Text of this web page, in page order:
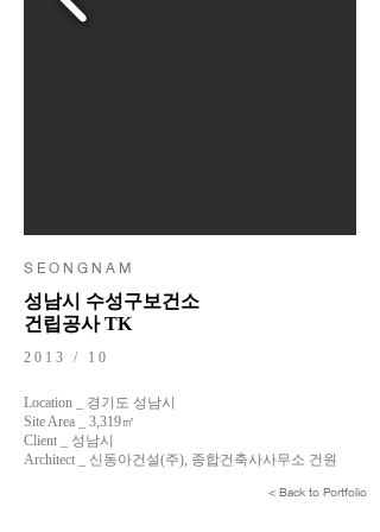
S E O N G N A M
성남시 수성구보건소
건립공사 TK
2013 / 10
Location _ 경기도 성남시
Site Area _ 3,319㎡
Client _ 성남시
Architect _ 신동아건설(주), 종합건축사사무소 건원
< Back to Portfolio